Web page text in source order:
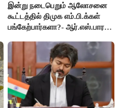
இன்று நடைபெறும் ஆலோசனை
கூட்டத்தில் திமுக எம்.பி.க்கள்
பங்கேற்பார்களா?- ஆர்.எஸ்.பாரதி